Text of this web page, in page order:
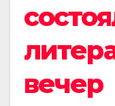
вечер